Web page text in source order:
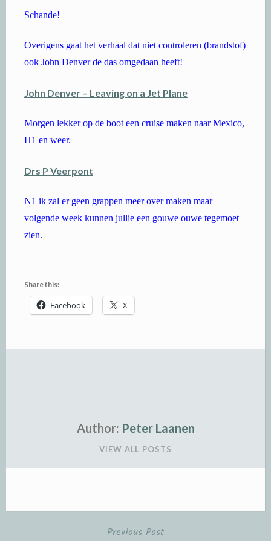
Schande!
Overigens gaat het verhaal dat niet controleren (brandstof)
ook John Denver de das omgedaan heeft!
John Denver – Leaving on a Jet Plane
Morgen lekker op de boot een cruise maken naar Mexico,
H1 en weer.
Drs P Veerpont
N1 ik zal er geen grappen meer over maken maar
volgende week kunnen jullie een gouwe ouwe tegemoet
zien.
Share this:
Facebook X
Author: Peter Laanen
VIEW ALL POSTS
Previous Post